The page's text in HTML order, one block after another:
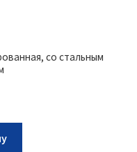
со стальным